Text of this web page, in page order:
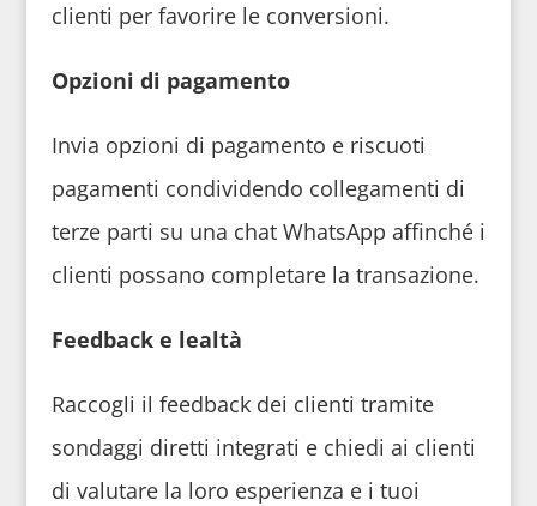
clienti per favorire le conversioni.
Opzioni di pagamento
Invia opzioni di pagamento e riscuoti
pagamenti condividendo collegamenti di
terze parti su una chat WhatsApp affinché i
clienti possano completare la transazione.
Feedback e lealtà
Raccogli il feedback dei clienti tramite
sondaggi diretti integrati e chiedi ai clienti
di valutare la loro esperienza e i tuoi